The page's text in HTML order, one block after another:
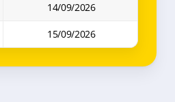
14/09/2026
15/09/2026